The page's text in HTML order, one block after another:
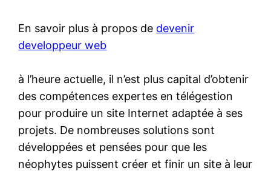
En savoir plus à propos de devenir
developpeur web
à l’heure actuelle, il n’est plus capital d’obtenir
des compétences expertes en télégestion
pour produire un site Internet adaptée à ses
projets. De nombreuses solutions sont
développées et pensées pour que les
néophytes puissent créer et finir un site à leur